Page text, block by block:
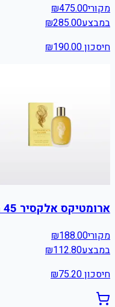
מקורי ₪475.00
במבצע
₪285.00
חיסכון ₪190.00
ארומטיקס אלקסיר 45 מ"ל
מקורי ₪188.00
במבצע
₪112.80
חיסכון ₪75.20